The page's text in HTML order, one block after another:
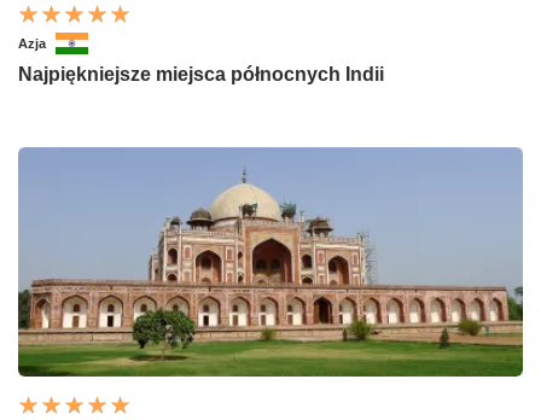
Azja
Najpiękniejsze miejsca północnych Indii